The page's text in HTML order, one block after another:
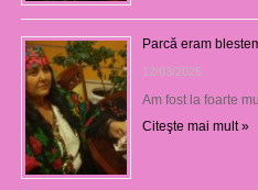
Parcă eram
12/03/2025
Am fost la foarte
Citeşte mai mult »